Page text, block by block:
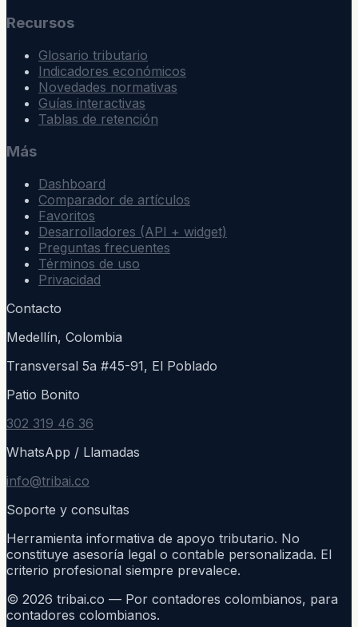
Recursos
Glosario tributario
Indicadores económicos
Novedades normativas
Guías interactivas
Tablas de retención
Más
Dashboard
Comparador de artículos
Favoritos
Desarrolladores (API + widget)
Preguntas frecuentes
Términos de uso
Privacidad
Contacto
Medellín, Colombia
Transversal 5a #45-91, El Poblado
Patio Bonito
302 319 46 36
WhatsApp / Llamadas
info@tribai.co
Soporte y consultas
Herramienta informativa de apoyo tributario. No
constituye asesoría legal o contable personalizada. El
criterio profesional siempre prevalece.
© 2026 tribai.co — Por contadores colombianos, para
contadores colombianos.